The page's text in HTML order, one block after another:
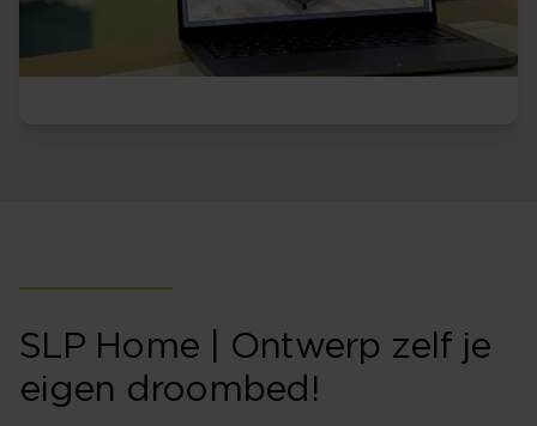
SLP Home | Ontwerp zelf je
eigen droombed!